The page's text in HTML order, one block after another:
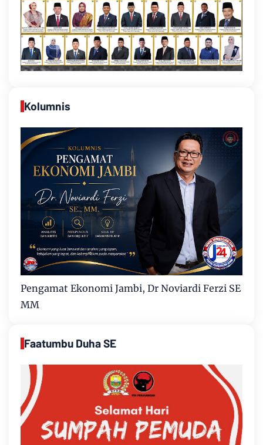
Kolumnis
Pengamat Ekonomi Jambi, Dr Noviardi Ferzi SE
MM
Faatumbu Duha SE